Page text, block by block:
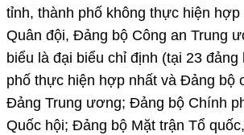
tỉnh, thành phố không thực hiện
Quân đội, Đảng bộ Công an Trung
biểu là đại biểu chỉ định (tại 23 đảng
phố thực hiện hợp nhất và Đảng bộ
Đảng Trung ương; Đảng bộ Chính
Quốc hội; Đảng bộ Mặt trận Tổ